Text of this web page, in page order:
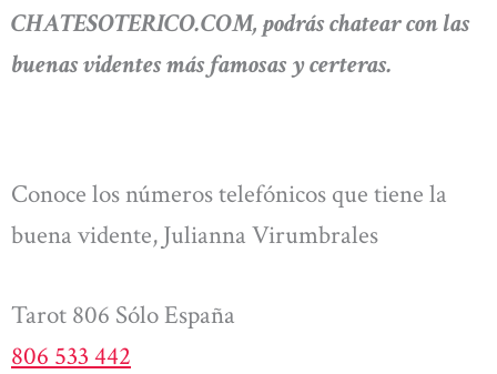
CHATESOTERICO.COM, podrás chatear con las
buenas videntes más famosas y certeras.
Conoce los números telefónicos que tiene la
buena vidente, Julianna Virumbrales
Tarot 806 Sólo España
806 533 442